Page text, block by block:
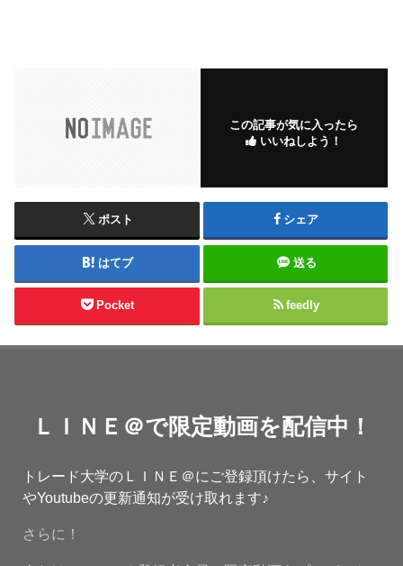
この記事が気に入ったら
いいねしよう！
ポスト シェア
はてブ 送る
Pocket feedly
ＬＩＮＥ＠で限定動画を配信中！
トレード大学のＬＩＮＥ＠にご登録頂けたら、サイト
やYoutubeの更新通知が受け取れます♪
さらに！